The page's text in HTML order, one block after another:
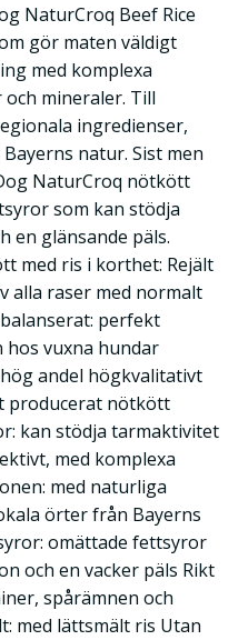
NaturCroq Beef Rice
gör maten väldigt
med komplexa
mineraler. Till
ingredienser,
natur. Sist men
NaturCroq nötkött
som kan stödja
en glänsande päls.
med ris i korthet: Rejält
alla raser med normalt
perfekt
hos vuxna hundar
andel högkvalitativt
producerat nötkött
kan stödja tarmaktivitet
med komplexa
med naturliga
örter från Bayerns
omättade fettsyror
och en vacker päls Rikt
spårämnen och
med lättsmält ris Utan